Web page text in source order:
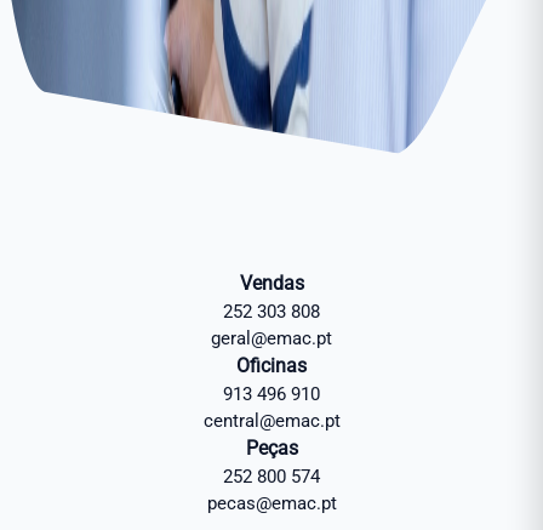
Vendas
252 303 808
geral@emac.pt
Oficinas
913 496 910
central@emac.pt
Peças
252 800 574
pecas@emac.pt